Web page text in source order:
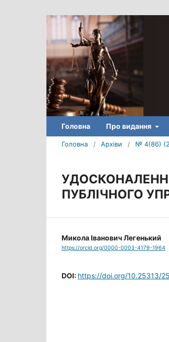
Головна Про видання
Головна / Архіви / № 4(86)
ПУБЛІЧНОГО
Микола Іванович Легенький
https://orcid.org/0000-0003-4179-1964
DOI: https://doi.org/10.25313/